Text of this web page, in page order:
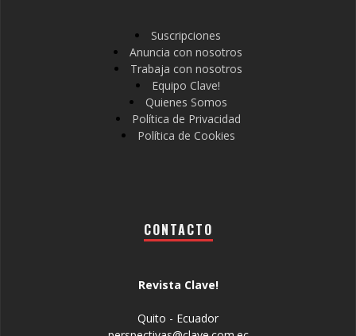
Suscripciones
Anuncia con nosotros
Trabaja con nosotros
Equipo Clave!
Quienes Somos
Política de Privacidad
Política de Cookies
CONTACTO
Revista Clave!
Quito - Ecuador